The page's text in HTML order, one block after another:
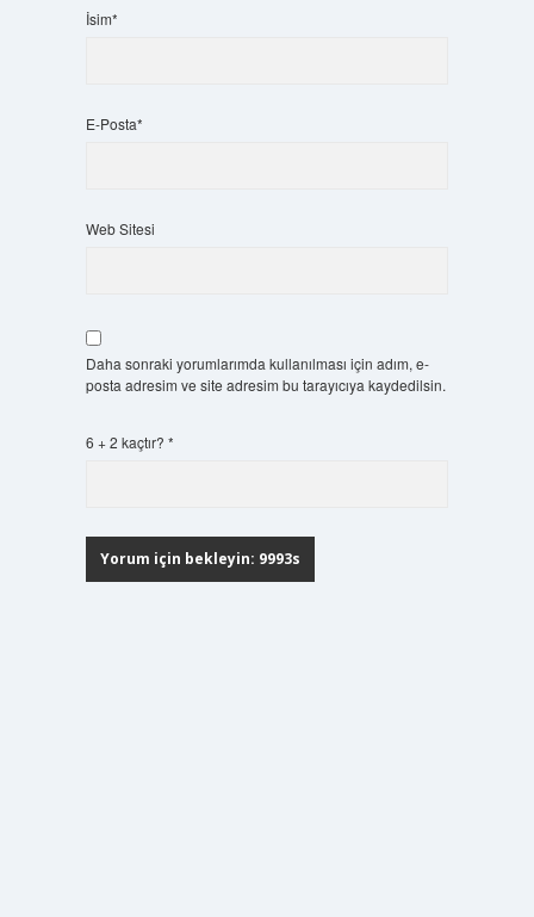
İsim*
E-Posta*
Web Sitesi
Daha sonraki yorumlarımda kullanılması için adım, e-
posta adresim ve site adresim bu tarayıcıya kaydedilsin.
6 + 2 kaçtır? *